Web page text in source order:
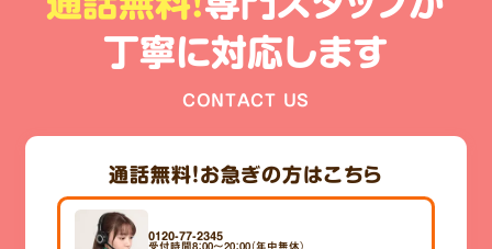
丁寧に対応します
CONTACT US
通話無料！お急ぎの方はこちら
0120-77-2345
受付時間8：00～20：00（年中無休）